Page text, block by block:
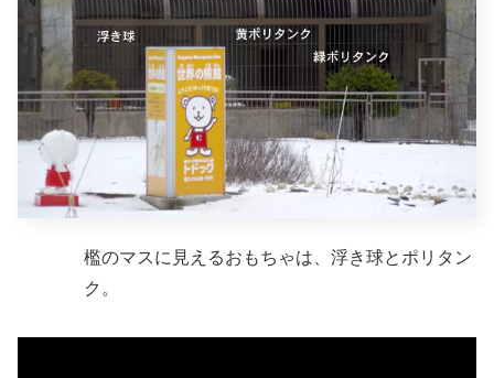
檻のマスに見えるおもちゃは、浮き球とポリタン
ク。